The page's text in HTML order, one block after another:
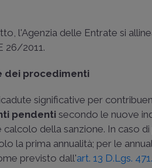
l'Agenzia delle Entrate si
26/2011.
dei procedimenti
significative per
pendenti secondo le nuove
della sanzione. In caso di
la prima annualità; per le
previsto dall'art. 13 D.Lgs.